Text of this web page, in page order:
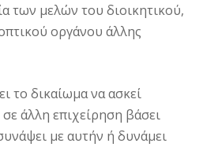
των μελών του διοικητικού,
οργάνου άλλης
το δικαίωμα να ασκεί
άλλη επιχείρηση βάσει
με αυτήν ή δυνάμει